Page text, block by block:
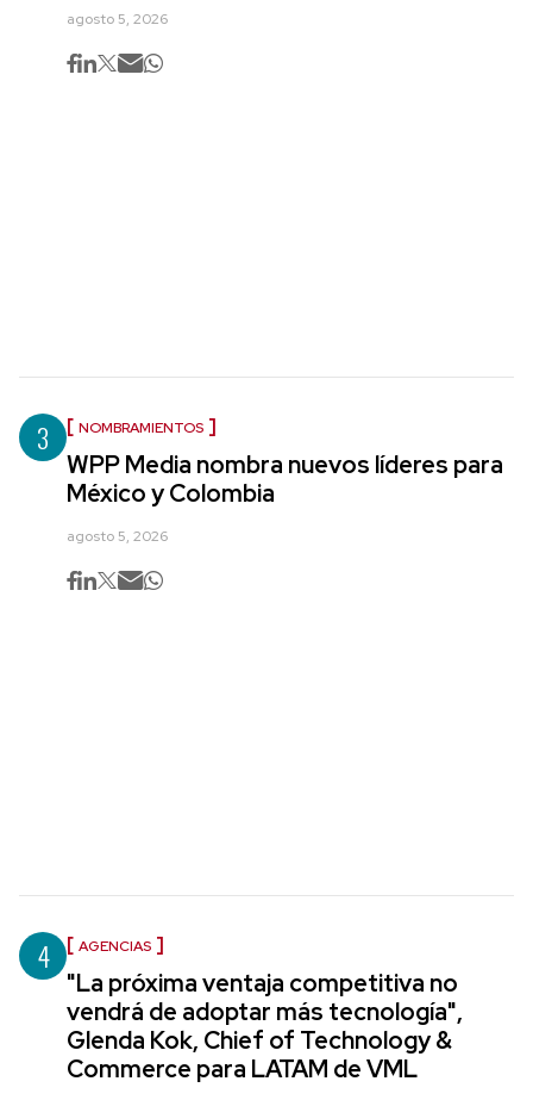
agosto 5, 2026
3 NOMBRAMIENTOS
WPP Media nombra nuevos líderes para
México y Colombia
agosto 5, 2026
4 AGENCIAS
"La próxima ventaja competitiva no
vendrá de adoptar más tecnología",
Glenda Kok, Chief of Technology &
Commerce para LATAM de VML